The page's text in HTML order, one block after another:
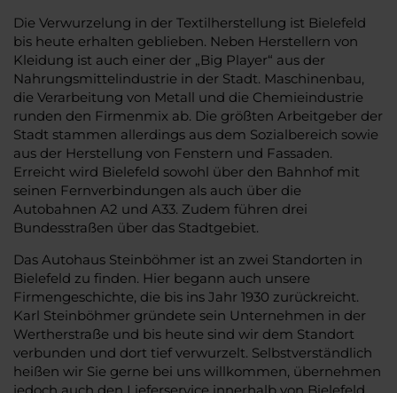
Die Verwurzelung in der Textilherstellung ist Bielefeld
bis heute erhalten geblieben. Neben Herstellern von
Kleidung ist auch einer der „Big Player“ aus der
Nahrungsmittelindustrie in der Stadt. Maschinenbau,
die Verarbeitung von Metall und die Chemieindustrie
runden den Firmenmix ab. Die größten Arbeitgeber der
Stadt stammen allerdings aus dem Sozialbereich sowie
aus der Herstellung von Fenstern und Fassaden.
Erreicht wird Bielefeld sowohl über den Bahnhof mit
seinen Fernverbindungen als auch über die
Autobahnen A2 und A33. Zudem führen drei
Bundesstraßen über das Stadtgebiet.
Das Autohaus Steinböhmer ist an zwei Standorten in
Bielefeld zu finden. Hier begann auch unsere
Firmengeschichte, die bis ins Jahr 1930 zurückreicht.
Karl Steinböhmer gründete sein Unternehmen in der
Wertherstraße und bis heute sind wir dem Standort
verbunden und dort tief verwurzelt. Selbstverständlich
heißen wir Sie gerne bei uns willkommen, übernehmen
jedoch auch den Lieferservice innerhalb von Bielefeld